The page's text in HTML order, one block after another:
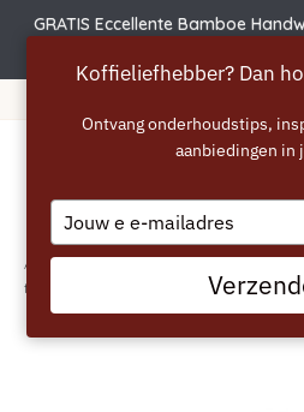
GRATIS Eccellente Bamboe
Accueil
filtrantes Jura Smart - 3 pièces
Koffieliefhebber? Dan
Ontvang onderhoudstips,
aanbiedingen in
Type
your
email